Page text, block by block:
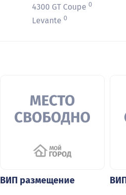
4300 GT Coupe 0
Levante 0
ВИП размещение